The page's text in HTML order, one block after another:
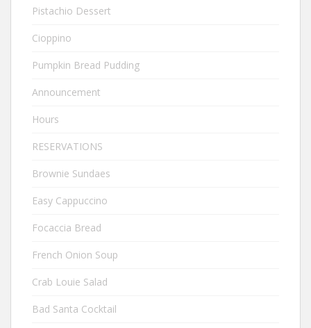
Pistachio Dessert
Cioppino
Pumpkin Bread Pudding
Announcement
Hours
RESERVATIONS
Brownie Sundaes
Easy Cappuccino
Focaccia Bread
French Onion Soup
Crab Louie Salad
Bad Santa Cocktail